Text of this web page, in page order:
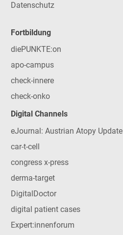
Datenschutz
Fortbildung
diePUNKTE:on
apo-campus
check-innere
check-onko
Digital Channels
eJournal: Austrian Atopy Update
car-t-cell
congress x-press
derma-target
DigitalDoctor
digital patient cases
Expert:innenforum